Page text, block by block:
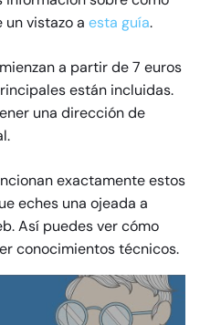
vistazo a esta guía.
a partir de 7 euros
están incluidas.
una dirección de
exactamente estos
eches una ojeada a
Así puedes ver cómo
conocimientos técnicos.